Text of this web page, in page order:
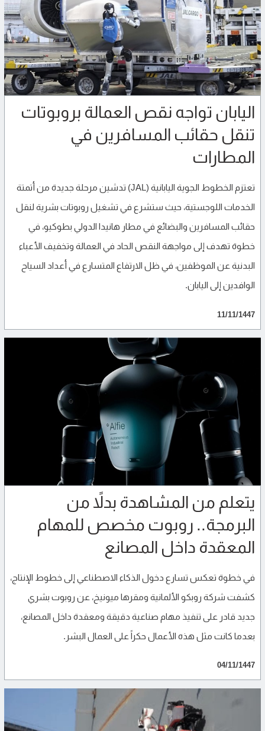
اليابان تواجه نقص العمالة بروبوتات
تنقل حقائب المسافرين في
المطارات
تعتزم الخطوط الجوية اليابانية (JAL) تدشين مرحلة جديدة من أتمتة
الخدمات اللوجستية، حيث ستشرع في تشغيل روبوتات بشرية لنقل
حقائب المسافرين والبضائع في مطار هانيدا الدولي بطوكيو، في
خطوة تهدف إلى مواجهة النقص الحاد في العمالة وتخفيف الأعباء
البدنية عن الموظفين، في ظل الارتفاع المتسارع في أعداد السياح
الوافدين إلى اليابان.
11/11/1447
يتعلم من المشاهدة بدلاً من
البرمجة.. روبوت مخصص للمهام
المعقدة داخل المصانع
في خطوة تعكس تسارع دخول الذكاء الاصطناعي إلى خطوط الإنتاج،
كشفت شركة روبكو الألمانية ومقرها ميونيخ، عن روبوت بشري
جديد قادر على تنفيذ مهام صناعية دقيقة ومعقدة داخل المصانع،
بعدما كانت مثل هذه الأعمال حكراً على العمال البشر.
04/11/1447